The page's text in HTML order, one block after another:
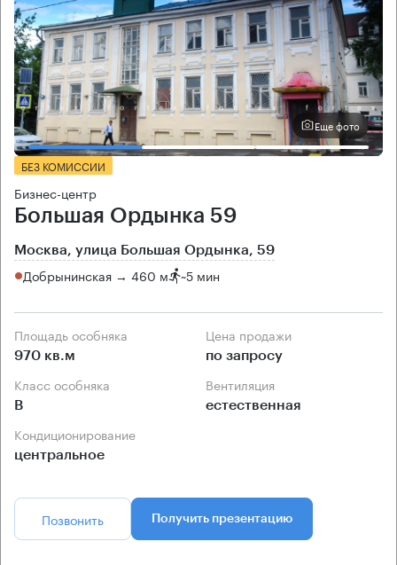
Еще фото
БЕЗ КОМИССИИ
Бизнес-центр
Большая Ордынка 59
Москва, улица Большая Ордынка, 59
Добрынинская → 460 м ~5 мин
Площадь особняка
970 кв.м
Цена продажи
по запросу
Класс особняка
B
Вентиляция
естественная
Кондиционирование
центральное
Позвонить Получить презентацию